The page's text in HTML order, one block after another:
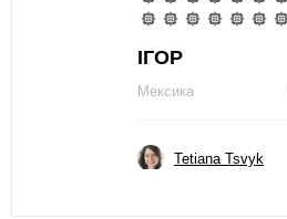
ІГОР
Мексика
Tetiana Tsvyk